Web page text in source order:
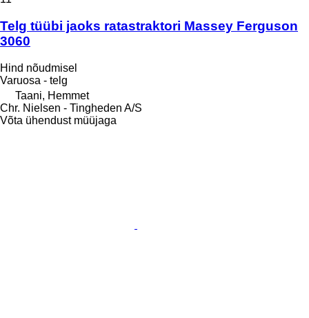
Telg tüübi jaoks ratastraktori Massey Ferguson
3060
Hind nõudmisel
Varuosa - telg
Taani, Hemmet
Chr. Nielsen - Tingheden A/S
Võta ühendust müüjaga